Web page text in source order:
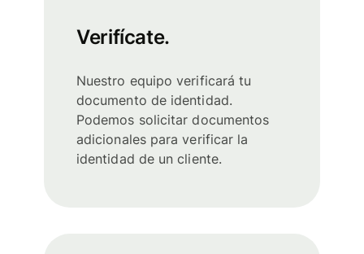
Verifícate.
Nuestro equipo verificará tu
documento de identidad.
Podemos solicitar documentos
adicionales para verificar la
identidad de un cliente.